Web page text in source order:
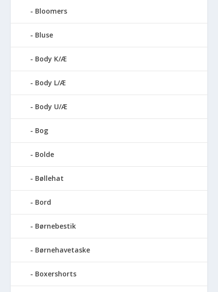
Bloomers
Bluse
Body K/Æ
Body L/Æ
Body U/Æ
Bog
Bolde
Bøllehat
Bord
Børnebestik
Børnehavetaske
Boxershorts